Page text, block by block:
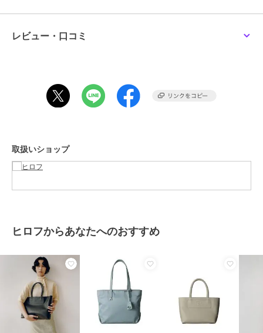
たくさんの荷物が入る大きめトートは、A4サイズにも対応しているた
め通勤や通学、1泊の旅行、習い事やマザーズバッグなどあらゆるシ
【素材】
シンプルなボディに映える革を編み込んで作られた細身のハンドル
【気になるアイテムは『お気に入り登録』がおすすめです】
〈お気に入り登録とは〉
オンラインサイトの各アイテムにある「ハートマーク」をクリックし
て簡単に追加できます！
お気に入りアイテムが、在庫残りわずか・再入荷などキャンペーン対
レビュー・口コミ
取扱いショップ
ヒロフからあなたへのおすすめ